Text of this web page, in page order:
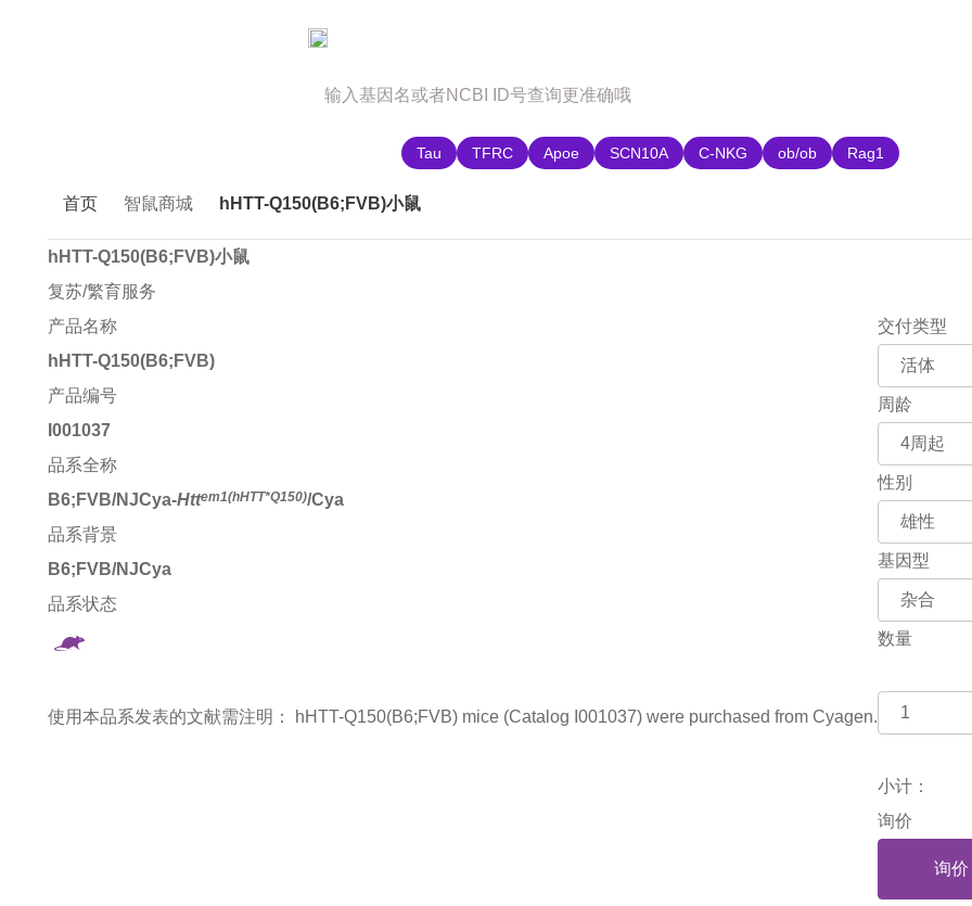
Tau TFRC Apoe SCN10A C-NKG ob/ob Rag1
首页 智鼠商城 hHTT-Q150(B6;FVB)小鼠
hHTT-Q150(B6;FVB)小鼠
复苏/繁育服务
产品名称
hHTT-Q150(B6;FVB)
产品编号
I001037
品系全称
B6;FVB/NJCya-Httem1(hHTT*Q150)/Cya
品系背景
B6;FVB/NJCya
品系状态
使用本品系发表的文献需注明： hHTT-Q150(B6;FVB) mice (Catalog I001037) were purchased from Cyagen.
交付类型
周龄
性别
基因型
数量
小计：
询价
询价